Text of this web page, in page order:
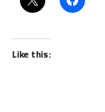
Like this: